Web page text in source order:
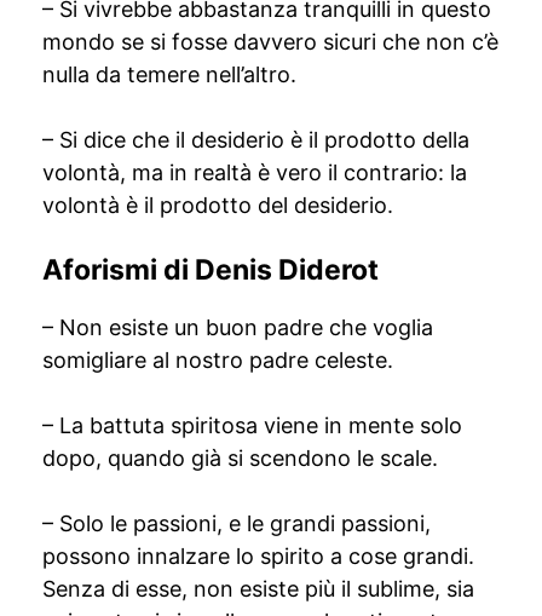
– Si vivrebbe abbastanza tranquilli in questo
mondo se si fosse davvero sicuri che non c’è
nulla da temere nell’altro.
– Si dice che il desiderio è il prodotto della
volontà, ma in realtà è vero il contrario: la
volontà è il prodotto del desiderio.
Aforismi di Denis Diderot
– Non esiste un buon padre che voglia
somigliare al nostro padre celeste.
– La battuta spiritosa viene in mente solo
dopo, quando già si scendono le scale.
– Solo le passioni, e le grandi passioni,
possono innalzare lo spirito a cose grandi.
Senza di esse, non esiste più il sublime, sia